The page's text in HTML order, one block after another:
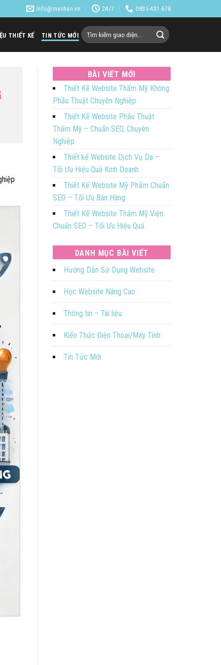
info@manhan.vn 24/7 0835 431 678
THIẾT KẾ TIN TỨC MỚI Tìm
BÀI VIẾT MỚI
Thiết Kế Website Thẩm Mỹ Không
Phẫu Thuật Chuyên Nghiệp
Thiết Kế Website Phẫu Thuật
Thẩm Mỹ – Chuẩn SEO, Chuyên
Nghiệp
Thiết kế Website Dịch Vụ Da –
Tối Ưu Hiệu Quả Kinh Doanh
Thiết Kế Website Mỹ Phẩm Chuẩn
SEO – Tối Ưu Bán Hàng
Thiết Kế Website Thẩm Mỹ Viện
Chuẩn SEO – Tối Ưu Hiệu Quả
DANH MỤC BÀI VIẾT
Hướng Dẫn Sử Dụng Website
Học Website Nâng Cao
Thông tin – Tài liệu
Kiến Thức Điện Thoại/Máy Tính
Tin Tức Mới